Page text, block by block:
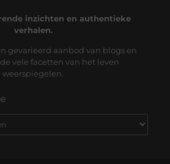
inzichten en authentieke
verhalen.
gevarieerd aanbod van blogs en
vele facetten van het leven
weerspiegelen.